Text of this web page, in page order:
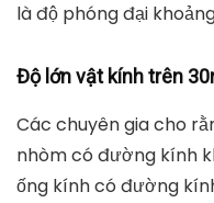
là độ phóng đại
Độ lớn vật kính trên
Các chuyên gia cho
nhòm có đường kính
ống kính có đường